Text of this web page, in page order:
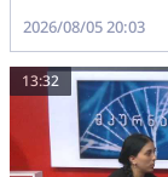
2026/08/05 20:03
13:32